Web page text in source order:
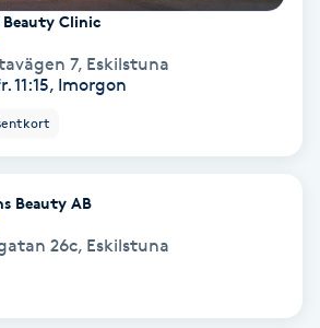
Beauty Clinic
7, Eskilstuna
11:15, Imorgon
Beauty AB
26c, Eskilstuna